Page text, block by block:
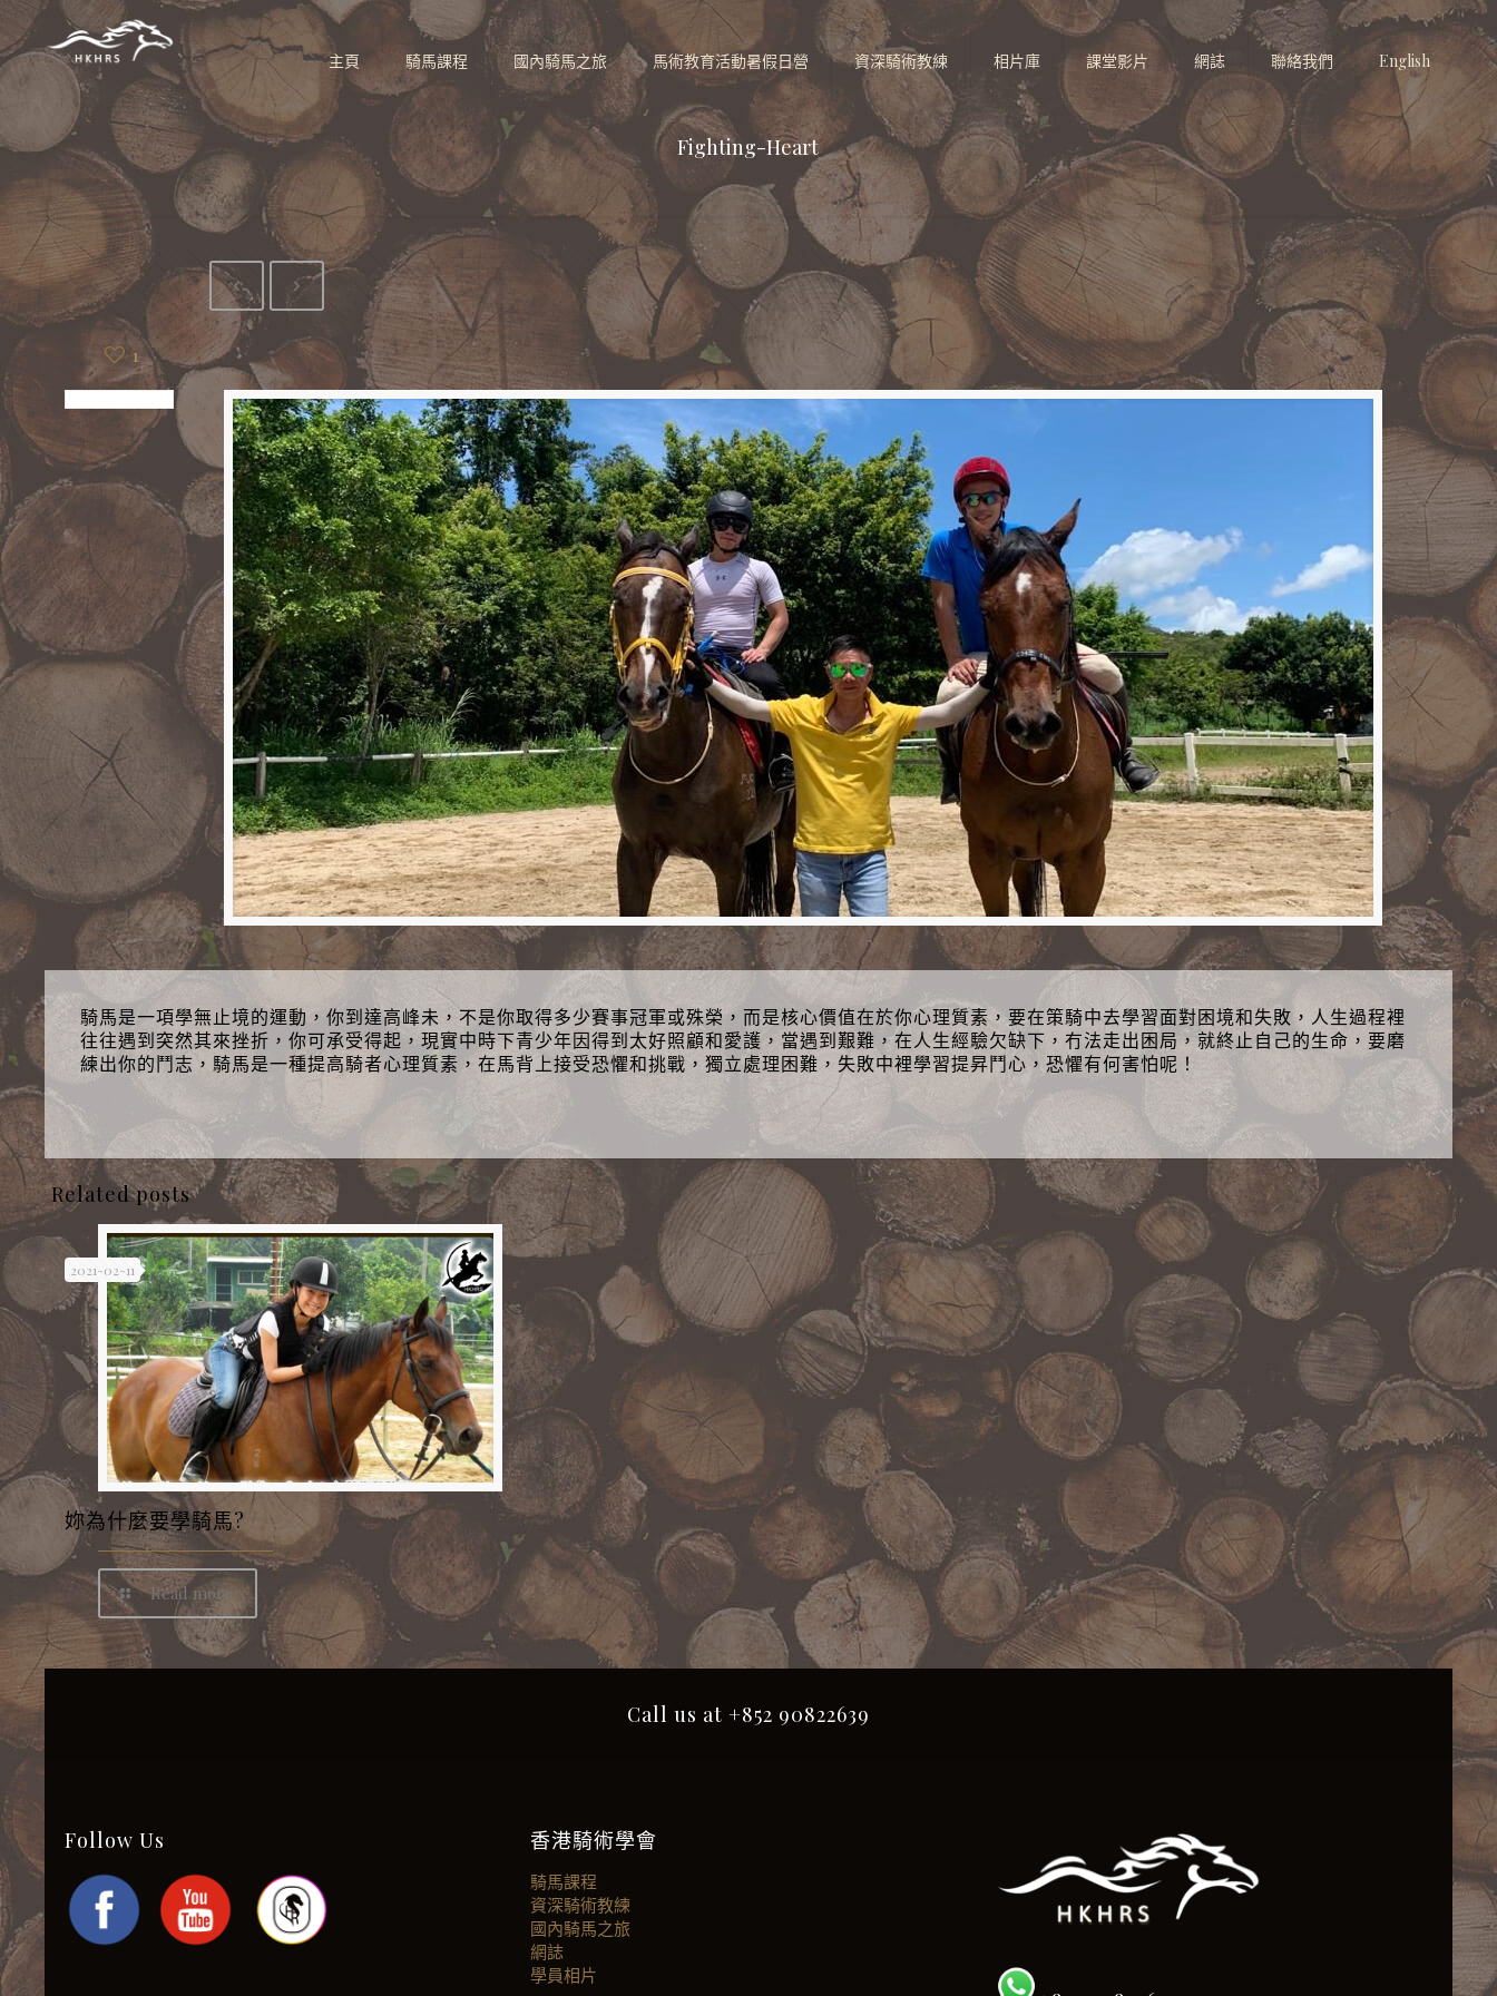
主頁 騎馬課程 國內騎馬之旅 馬術教育活動暑假日營 資深騎術教練 相片庫 課堂影片 網誌 聯絡我們 English
Fighting-Heart
1
騎馬是一項學無止境的運動，你到達高峰未，不是你取得多少賽事冠軍或殊榮，而是核心價值在於你心理質素，要在策騎中去學習面對困境和失敗，人生過程裡
往往遇到突然其來挫折，你可承受得起，現實中時下青少年因得到太好照顧和愛護，當遇到艱難，在人生經驗欠缺下，冇法走出困局，就終止自己的生命，要磨
練出你的鬥志，騎馬是一種提高騎者心理質素，在馬背上接受恐懼和挑戰，獨立處理困難，失敗中裡學習提昇鬥心，恐懼有何害怕呢！
Related posts
2021-02-11
妳為什麼要學騎馬?
Read more
Call us at +852 90822639
Follow Us 香港騎術學會
騎馬課程
資深騎術教練
國內騎馬之旅
網誌
學員相片